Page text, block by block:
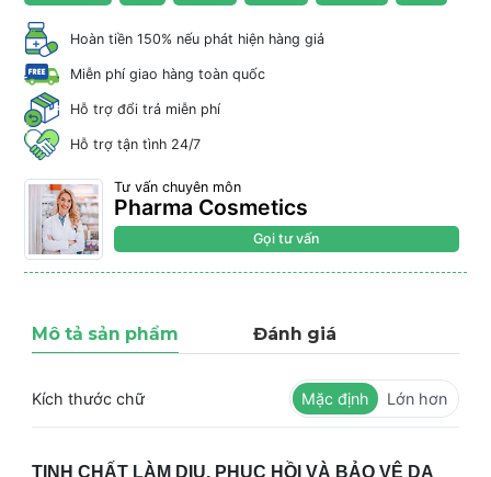
Hoàn tiền 150% nếu phát hiện hàng giả
Miễn phí giao hàng toàn quốc
Hỗ trợ đổi trả miễn phí
Hỗ trợ tận tình 24/7
Tư vấn chuyên môn
Pharma Cosmetics
Gọi tư vấn
Mô tả sản phẩm Đánh giá
Kích thước chữ Mặc định Lớn hơn
TINH CHẤT LÀM DỊU, PHỤC HỒI VÀ BẢO VỆ DA